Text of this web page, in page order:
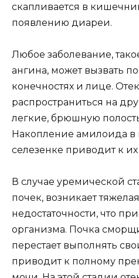
скапливается в
появлению диареи.
Любое заболевание,
ангина, может вызвать
конечностях и лице.
распространиться на
легкие, брюшную
Накопление амилоида в
селезенке приводит к
В случае уремической
почек, возникает
недостаточности, что
организма. Почка
перестает выполнять
приводит к полному